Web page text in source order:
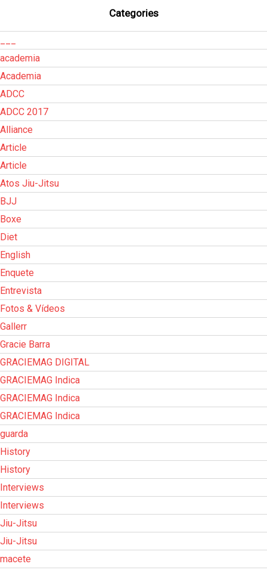
Categories
academia
Academia
ADCC
ADCC 2017
Alliance
Article
Article
Atos Jiu-Jitsu
BJJ
Boxe
Diet
English
Enquete
Entrevista
Fotos & Vídeos
Gallerr
Gracie Barra
GRACIEMAG DIGITAL
GRACIEMAG Indica
GRACIEMAG Indica
GRACIEMAG Indica
guarda
History
History
Interviews
Interviews
Jiu-Jitsu
Jiu-Jitsu
macete